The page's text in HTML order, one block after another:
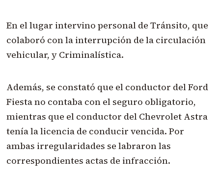
En el lugar intervino personal de Tránsito, que
colaboró con la interrupción de la circulación
vehicular, y Criminalística.
Además, se constató que el conductor del Ford
Fiesta no contaba con el seguro obligatorio,
mientras que el conductor del Chevrolet Astra
tenía la licencia de conducir vencida. Por
ambas irregularidades se labraron las
correspondientes actas de infracción.